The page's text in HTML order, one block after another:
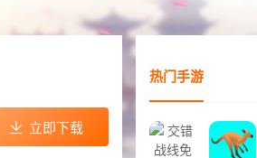
立即下载
热门手游